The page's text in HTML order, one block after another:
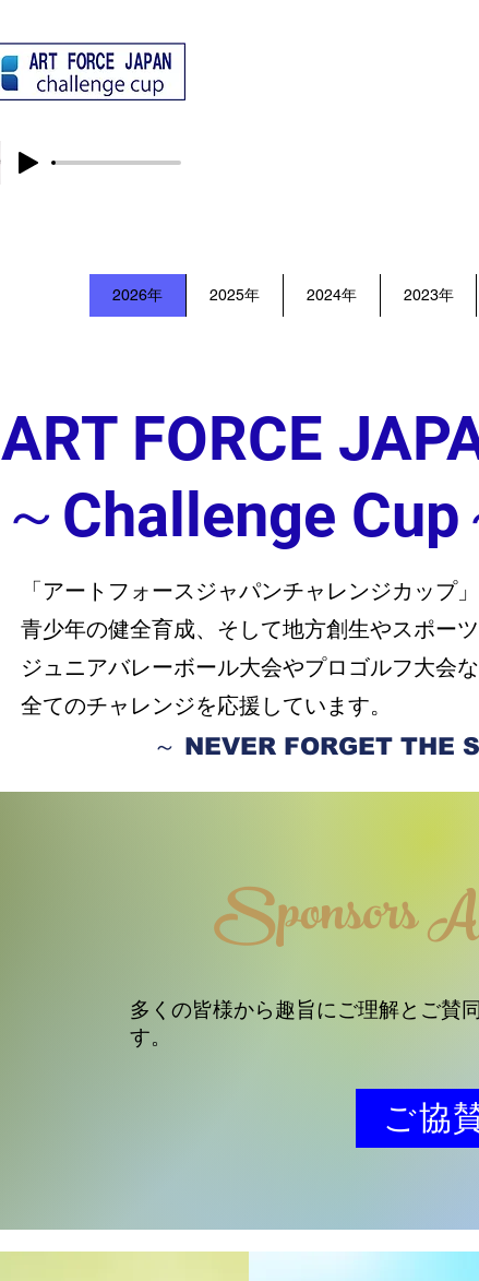
2026年 2025年 2024年 2023年
ART FORCE
～Challenge
「アートフォースジャパンチャレンジカップ」
青少年の健全育成、そして地方創生やスポー
ジュニアバレーボール大会やプロゴルフ大会な
全てのチャレンジを応援しています。
～ NEVER FORGET THE
Sponsors
多くの皆様から趣旨にご理解とご賛
す。
ご協